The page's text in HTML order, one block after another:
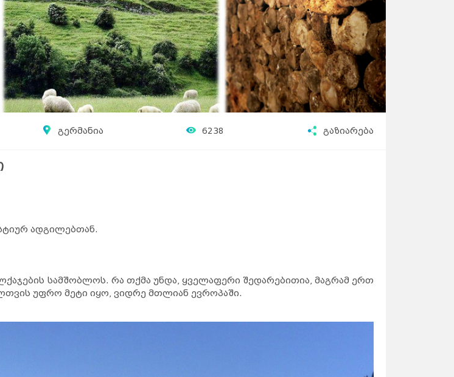
გერმანია 6238 გაზიარება
ადგილებთან.
სამშობლოს. რა თქმა უნდა, ყველაფერი შედარებითია, მაგრამ ერთ
უფრო მეტი იყო, ვიდრე მთლიან ევროპაში.